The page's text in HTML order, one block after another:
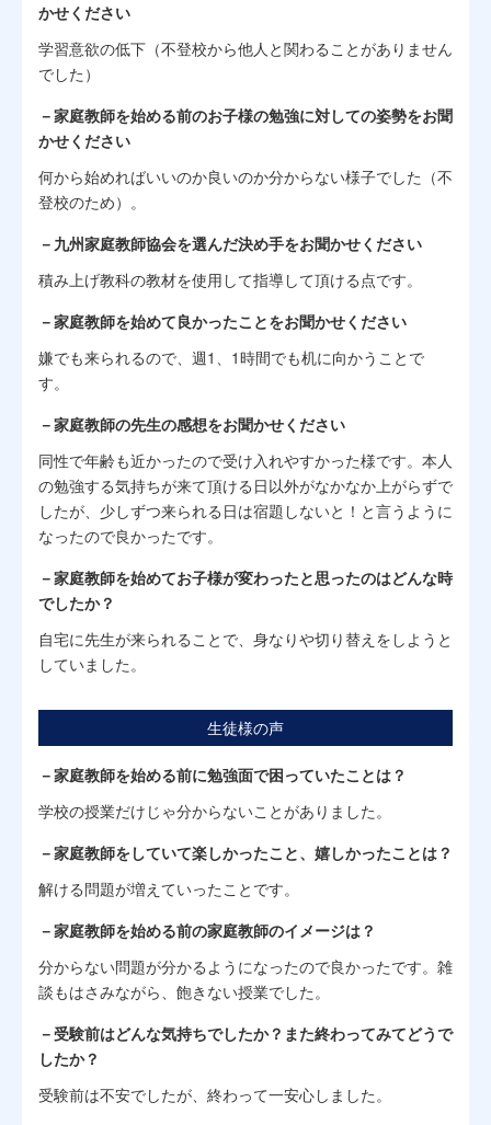
かせください
学習意欲の低下（不登校から他人と関わることがありません
でした）
－家庭教師を始める前のお子様の勉強に対しての姿勢をお聞
かせください
何から始めればいいのか良いのか分からない様子でした（不
登校のため）。
－九州家庭教師協会を選んだ決め手をお聞かせください
積み上げ教科の教材を使用して指導して頂ける点です。
－家庭教師を始めて良かったことをお聞かせください
嫌でも来られるので、週1、1時間でも机に向かうことで
す。
－家庭教師の先生の感想をお聞かせください
同性で年齢も近かったので受け入れやすかった様です。本人
の勉強する気持ちが来て頂ける日以外がなかなか上がらずで
したが、少しずつ来られる日は宿題しないと！と言うように
なったので良かったです。
－家庭教師を始めてお子様が変わったと思ったのはどんな時
でしたか？
自宅に先生が来られることで、身なりや切り替えをしようと
していました。
生徒様の声
－家庭教師を始める前に勉強面で困っていたことは？
学校の授業だけじゃ分からないことがありました。
－家庭教師をしていて楽しかったこと、嬉しかったことは？
解ける問題が増えていったことです。
－家庭教師を始める前の家庭教師のイメージは？
分からない問題が分かるようになったので良かったです。雑
談もはさみながら、飽きない授業でした。
－受験前はどんな気持ちでしたか？また終わってみてどうで
したか？
受験前は不安でしたが、終わって一安心しました。